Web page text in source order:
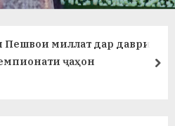
т
и
миллат дар даври
ҷаҳон